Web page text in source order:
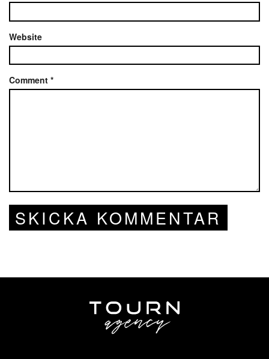
Website
Comment *
SKICKA KOMMENTAR